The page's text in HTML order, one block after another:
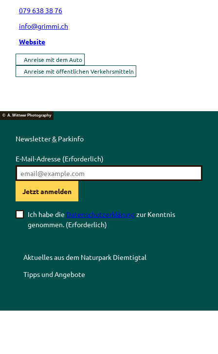
079 638 38 76
info@grimmi.ch
Website
Anreise mit dem Auto
Anreise mit öffentlichen Verkehrsmitteln
© A. Wittwer Photography
Newsletter& Parkinfo
E-Mail-Adresse (Erforderlich)
Jetzt anmelden
Ich habe die Datenschutzerklärung zur Kenntnis
genommen. (Erforderlich)
Aktuelles aus dem Naturpark Diemtigtal
Tipps und Angebote